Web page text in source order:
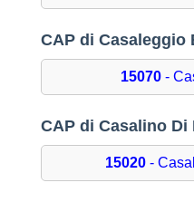
CAP di Casaleggio
15070-
CAP di Casalino Di
15020-